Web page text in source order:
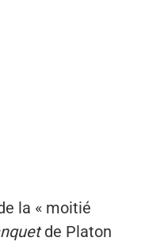
la « moitié
de Platon